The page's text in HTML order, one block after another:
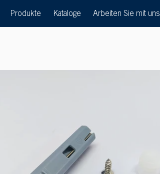
Produkte Kataloge Arbeiten Sie mit uns